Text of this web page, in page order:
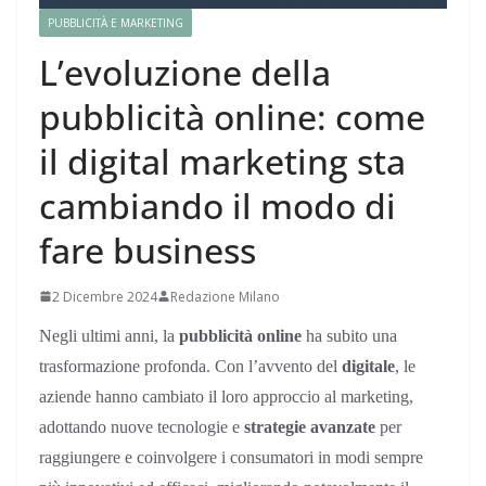
PUBBLICITÀ E MARKETING
L’evoluzione della
pubblicità online: come
il digital marketing sta
cambiando il modo di
fare business
2 Dicembre 2024 Redazione Milano
Negli ultimi anni, la pubblicità online ha subito una
trasformazione profonda. Con l’avvento del digitale, le
aziende hanno cambiato il loro approccio al marketing,
adottando nuove tecnologie e strategie avanzate per
raggiungere e coinvolgere i consumatori in modi sempre